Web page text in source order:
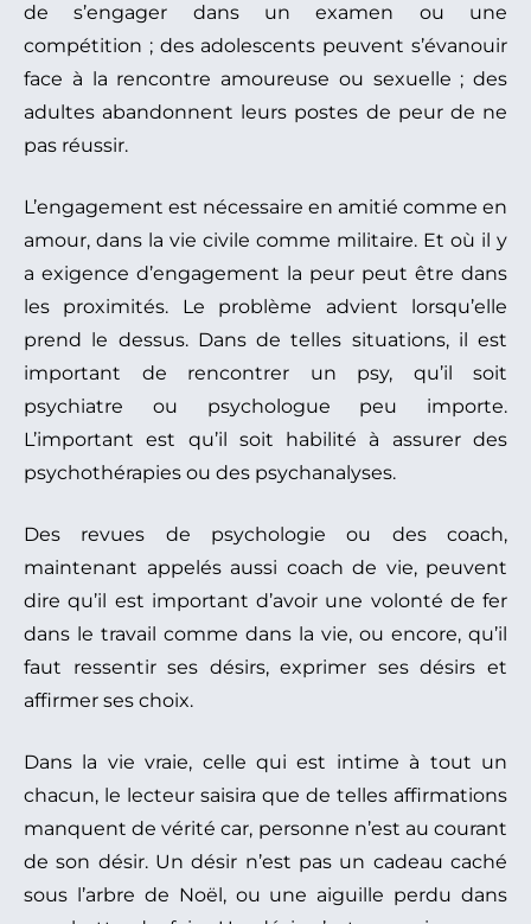
de s’engager dans un examen ou une
compétition ; des adolescents peuvent s’évanouir
face à la rencontre amoureuse ou sexuelle ; des
adultes abandonnent leurs postes de peur de ne
pas réussir.
L’engagement est nécessaire en amitié comme en
amour, dans la vie civile comme militaire. Et où il y
a exigence d’engagement la peur peut être dans
les proximités. Le problème advient lorsqu’elle
prend le dessus. Dans de telles situations, il est
important de rencontrer un psy, qu’il soit
psychiatre ou psychologue peu importe.
L’important est qu’il soit habilité à assurer des
psychothérapies ou des psychanalyses.
Des revues de psychologie ou des coach,
maintenant appelés aussi coach de vie, peuvent
dire qu’il est important d’avoir une volonté de fer
dans le travail comme dans la vie, ou encore, qu’il
faut ressentir ses désirs, exprimer ses désirs et
affirmer ses choix.
Dans la vie vraie, celle qui est intime à tout un
chacun, le lecteur saisira que de telles affirmations
manquent de vérité car, personne n’est au courant
de son désir. Un désir n’est pas un cadeau caché
sous l’arbre de Noël, ou une aiguille perdu dans